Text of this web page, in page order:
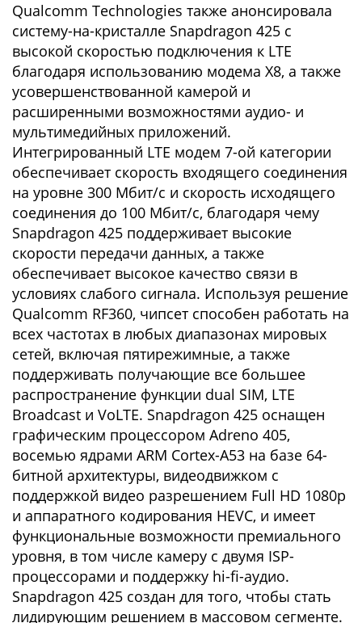
Qualcomm Technologies также анонсировала
систему-на-кристалле Snapdragon 425 с
высокой скоростью подключения к LTE
благодаря использованию модема X8, а также
усовершенствованной камерой и
расширенными возможностями аудио- и
мультимедийных приложений.
Интегрированный LTE модем 7-ой категории
обеспечивает скорость входящего соединения
на уровне 300 Мбит/с и скорость исходящего
соединения до 100 Мбит/с, благодаря чему
Snapdragon 425 поддерживает высокие
скорости передачи данных, а также
обеспечивает высокое качество связи в
условиях слабого сигнала. Используя решение
Qualcomm RF360, чипсет способен работать на
всех частотах в любых диапазонах мировых
сетей, включая пятирежимные, а также
поддерживать получающие все большее
распространение функции dual SIM, LTE
Broadcast и VoLTE. Snapdragon 425 оснащен
графическим процессором Adreno 405,
восемью ядрами ARM Cortex-A53 на базе 64-
битной архитектуры, видеодвижком с
поддержкой видео разрешением Full HD 1080p
и аппаратного кодирования HEVC, и имеет
функциональные возможности премиального
уровня, в том числе камеру с двумя ISP-
процессорами и поддержку hi-fi-аудио.
Snapdragon 425 создан для того, чтобы стать
лидирующим решением в массовом сегменте.